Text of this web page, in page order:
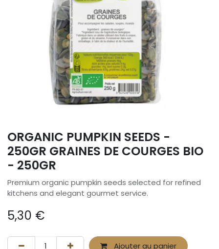
ORGANIC PUMPKIN SEEDS -
250GR GRAINES DE COURGES BIO
- 250GR
Premium organic pumpkin seeds selected for refined
kitchens and elegant gourmet service.
5,30 €
Ajouter au panier